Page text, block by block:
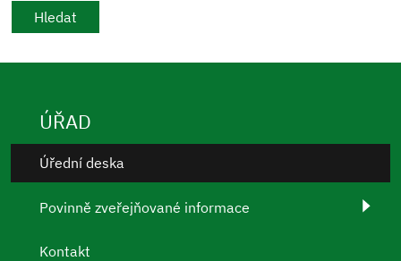
ÚŘAD
Úřední deska
Povinně zveřejňované informace
Kontakt